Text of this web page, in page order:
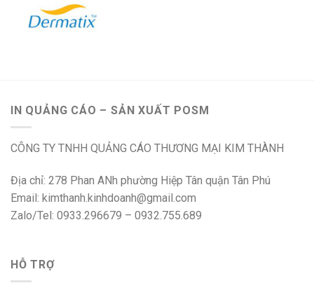
IN QUẢNG CÁO – SẢN XUẤT POSM
CÔNG TY TNHH QUẢNG CÁO THƯƠNG MẠI KIM THÀNH
Địa chỉ: 278 Phan ANh phường Hiệp Tân quận Tân Phú
Email: kimthanh.kinhdoanh@gmail.com
Zalo/Tel: 0933.296679 – 0932.755.689
HỖ TRỢ